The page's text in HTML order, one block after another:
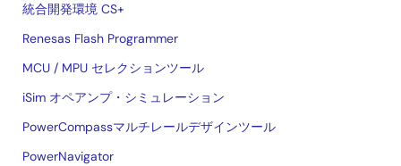
統合開発環境 CS+
Renesas Flash Programmer
MCU / MPU セレクションツール
iSim オペアンプ・シミュレーション
PowerCompassマルチレールデザインツール
PowerNavigator